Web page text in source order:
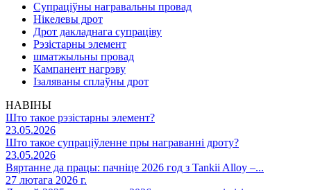
Супраціўны награвальны провад
Нікелевы дрот
Дрот дакладнага супраціву
Рэзістарны элемент
шматжыльны провад
Кампанент нагрэву
Ізаляваны сплаўны дрот
НАВІНЫ
Што такое рэзістарны элемент?
23.05.2026
Што такое супраціўленне пры награванні дроту?
23.05.2026
Вяртанне да працы: пачніце 2026 год з Tankii Alloy –...
27 лютага 2026 г.